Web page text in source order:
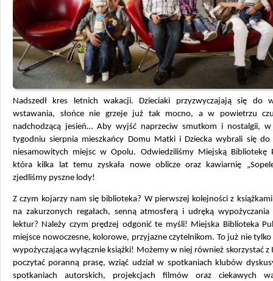
Nadszedł kres letnich wakacji. Dzieciaki przyzwyczajają się do
wstawania, słońce nie grzeje już tak mocno, a w powietrzu
nadchodzącą jesień… Aby wyjść naprzeciw smutkom i nostalgii,
tygodniu sierpnia mieszkańcy Domu Matki i Dziecka wybrali się do
niesamowitych miejsc w Opolu. Odwiedziliśmy Miejską Bibliotekę
która kilka lat temu zyskała nowe oblicze oraz kawiarnię
zjedliśmy pyszne lody!
Z czym kojarzy nam się biblioteka? W pierwszej kolejności z
na zakurzonych regałach, senną atmosferą i udręką wypożyczania
lektur? Należy czym prędzej odgonić te myśli! Miejska Biblioteka
miejsce nowoczesne, kolorowe, przyjazne czytelnikom. To już nie
wypożyczająca wyłącznie książki! Możemy w niej również skorzystać
poczytać poranną prasę, wziąć udział w spotkaniach klubów
spotkaniach autorskich, projekcjach filmów oraz ciekawych